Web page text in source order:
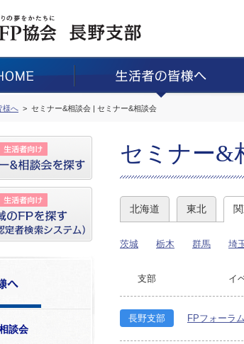
様へ セミナー&相談会 | セミナー&相談会
談会
セミナー&
北海道 東北
茨城 栃木 群馬 埼
支部 イ
長野支部 FPフォーラ